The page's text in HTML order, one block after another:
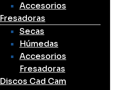
Accesorios
Fresadoras
Secas
Húmedas
Accesorios
Fresadoras
Discos Cad Cam